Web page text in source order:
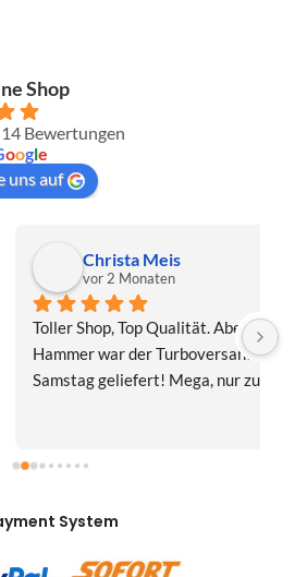
Shop
Bewertungen
oogle
uns auf
Aber der absolute
Freitag bestellt,
Mega, nur zu empfehlen👍
System